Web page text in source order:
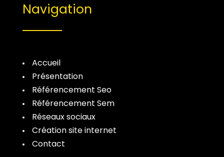
Navigation
Accueil
Présentation
Référencement Seo
Référencement Sem
Réseaux sociaux
Création site internet
Contact